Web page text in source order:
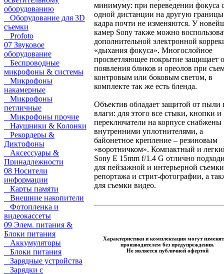
оборудованию
Оборудование для 3D
съемки
Profoto
07 Звуковое
оборудование
Беспроводные
микрофоны & системы
Микрофоны
накамерные
Микрофоны
петличные
Микрофоны прочие
Наушники & Колонки
Рекордеры &
Диктофоны
Аксессуары &
Принадлежности
08 Носители
информации
Карты памяти
Внешние накопители
Фотопленка и
видеокассеты
09 Элем. питания &
Блоки питания
Аккумуляторы
Блоки питания
Зарядные устройства
Зарядки с
минимуму: при переведении фокуса
одной дистанции на другую границы
кадра почти не изменяются. У
камер Sony также можно
дополнительной электронной
«дыхания фокуса». Многослойное
просветляющее покрытие защищает
появления бликов и ореолов при
контровым или боковым светом, в
комплекте так же есть бленда.
Объектив обладает защитой от пыли
влаги: для этого все стыки, кнопки и
переключатели на корпусе снабжены
внутренними уплотнителями, а
байонетное крепление – резиновым
«воротничком». Компактный и
Sony E 15mm f/1.4 G отлично
для пейзажной и интерьерной
репортажа и стрит-фотографии, а
для съемки видео.
Характеристики и комплектация могут
производителем без предупреждения.
Не является публичной офертой